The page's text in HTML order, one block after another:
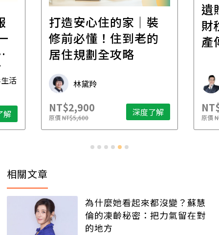
活
解
打造安心住的家｜裝
修前必懂！住到老的
居住規劃全攻略
林黛羚
NT$2,900
原價NT$5,600 深度了解
遺
財
產
原價
相關文章
為什麼她看起來都沒變？蘇慧
倫的凍齡秘密：把力氣留在對
的地方